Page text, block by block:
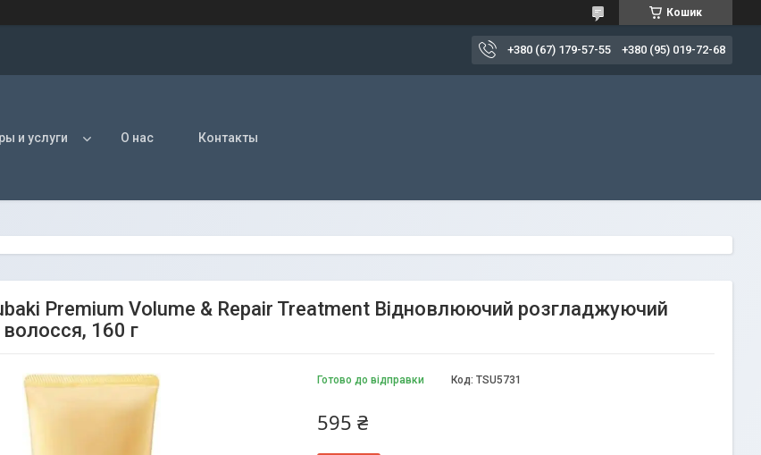
Кошик
+380 (67) 179-57-55 +380 (95) 019-72-68
и услуги О нас Контакты
Premium Volume & Repair Treatment Відновлюючий розгладжуючий
160 г
Готово до відправки Код: TSU5731
595 ₴